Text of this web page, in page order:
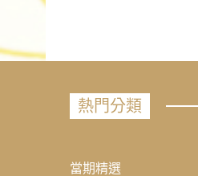
熱門分類
當期精選